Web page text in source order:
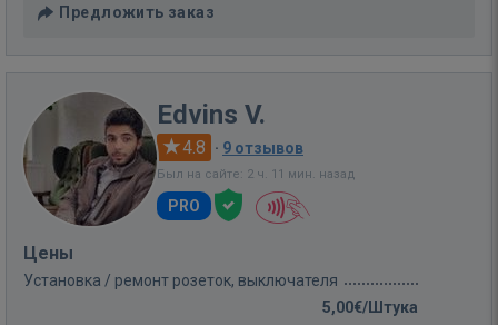
Предложить заказ
Edvins V.
4.8 · 9 отзывов
Был на сайте: 2 ч. 11 мин. назад
PRO
Цены
Установка / ремонт розеток, выключателя
5,00€/Штука